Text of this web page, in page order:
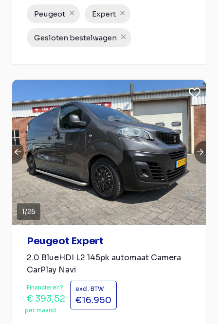
Peugeot Expert
Gesloten bestelwagen
1/25
Peugeot Expert
2.0 BlueHDI L2 145pk automaat Camera
CarPlay Navi
Financieren?
€ 393,52
per maand
excl. BTW
€16.950